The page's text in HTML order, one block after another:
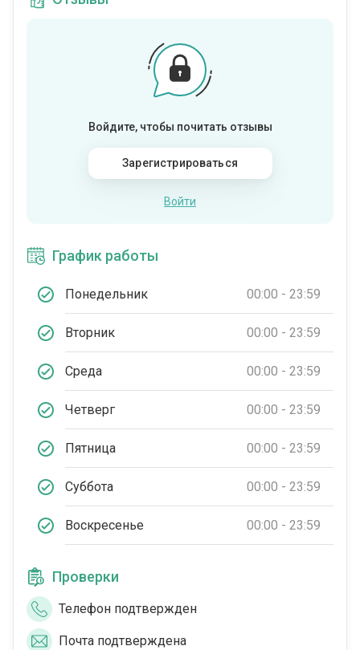
Войдите, чтобы почитать отзывы
Зарегистрироваться
Войти
График работы
Понедельник 00:00 - 23:59
Вторник 00:00 - 23:59
Среда 00:00 - 23:59
Четверг 00:00 - 23:59
Пятница 00:00 - 23:59
Суббота 00:00 - 23:59
Воскресенье 00:00 - 23:59
Проверки
Телефон подтвержден
Почта подтверждена